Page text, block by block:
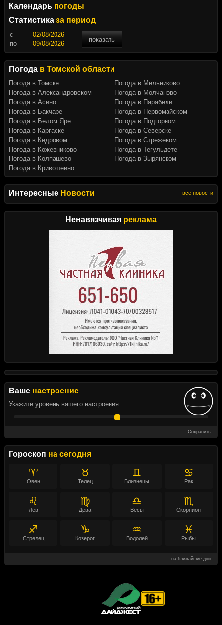
Интересные Новости все новости
Ненавязчивая реклама
Ваше настроение
Укажите уровень вашего настроения:
Сохранить
Гороскоп на сегодня
♈
Овен
♉
Телец
♊
Близнецы
♋
Рак
♌
Лев
♍
Дева
♎
Весы
♏
Скорпион
♐
Стрелец
♑
Козерог
♒
Водолей
♓
Рыбы
на ближайшие дни
Календарь погоды
Статистика за период
c
показать
по
Погода в Томской области
Погода в Томске
Погода в Александровском
Погода в Асино
Погода в Бакчаре
Погода в Белом Яре
Погода в Каргаске
Погода в Кедровом
Погода в Кожевниково
Погода в Колпашево
Погода в Кривошеино
Погода в Мельниково
Погода в Молчаново
Погода в Парабели
Погода в Первомайском
Погода в Подгорном
Погода в Северске
Погода в Стрежевом
Погода в Тегульдете
Погода в Зырянском